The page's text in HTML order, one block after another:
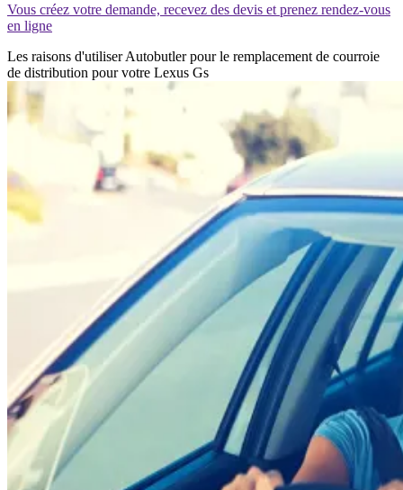
Vous créez votre demande, recevez des devis et prenez rendez-vous
en ligne
Les raisons d'utiliser Autobutler pour le remplacement de courroie
de distribution pour votre Lexus Gs